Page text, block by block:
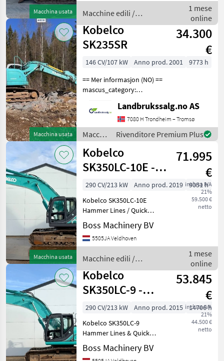
Macchina usata
Veldhoven, Netherlands
Certifi
Macchine edili /
Kobelco
1 mese
online
Macchina usata
Kobelco
SK235SR
34.300
€
146 CV/107 kW Anno prod. 2001
9773 h
== Mer informasjon (NO) ==
mascus_category:
reference number upon
request: 8510 See
en.landbrukssalg.no/8510
for more images Specificati
Landbrukssalg.no AS
7080 H Trondheim – Tromsø
Macchine
edili /
Kobelco
Rivenditore Premium Plus
Macchina usata
Kobelco
SK350LC-10E -
Hammer Lines /
Quick Coupler
71.995
€
inclusa IVA
21%
59.500 €
netto
290 CV/213 kW Anno prod. 2019
9051 h
Kobelco SK350LC-10E
Hammer Lines / Quick
Coupler Year: 2019
Reference number:
BM007146 Hours: 9.051
Veldhoven, Netherlands
Certificate: CE
Boss Machinery BV
5505JA Veldhoven
Macchine edili /
Kobelco
1 mese
online
Kobelco
SK350LC-9 -
Hammer Lines /
Quick Coupler
53.845
€
inclusa IVA
21%
44.500 €
netto
290 CV/213 kW Anno prod. 2015
14706 h
Kobelco SK350LC-9
Hammer Lines & Quick
Coupler Year: 2015
Reference number:
Boss Machinery BV